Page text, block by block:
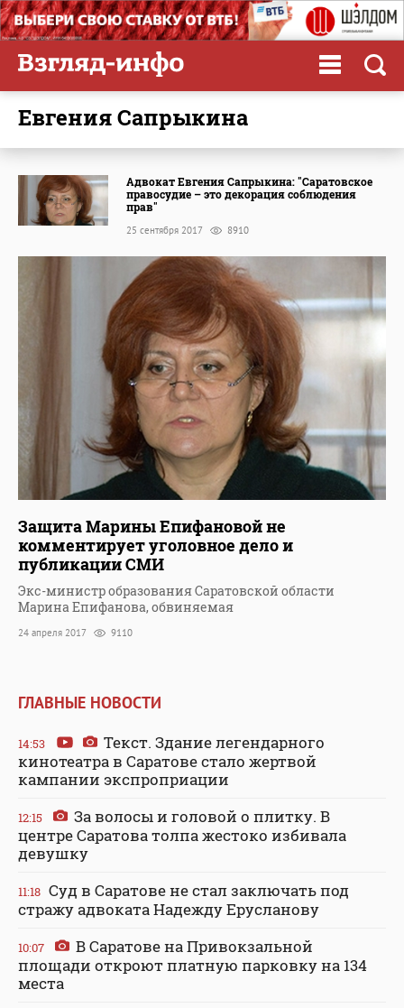
Евгения Сапрыкина
Адвокат Евгения Сапрыкина: "Саратовское
правосудие – это декорация соблюдения
прав"
25 сентября 2017 8910
Защита Марины Епифановой не
комментирует уголовное дело и
публикации СМИ
Экс-министр образования Саратовской области
Марина Епифанова, обвиняемая
24 апреля 2017 9110
ГЛАВНЫЕ НОВОСТИ
14:53
Текст. Здание легендарного
кинотеатра в Саратове стало жертвой
кампании экспроприации
12:15
За волосы и головой о плитку. В
центре Саратова толпа жестоко избивала
девушку
11:18 Суд в Саратове не стал заключать под
стражу адвоката Надежду Ерусланову
10:07
В Саратове на Привокзальной
площади откроют платную парковку на 134
места